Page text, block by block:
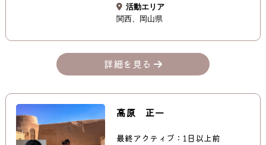
活動エリア
関西
岡山県
詳細を見る
高原 正一
最終アクティブ：1日以上前